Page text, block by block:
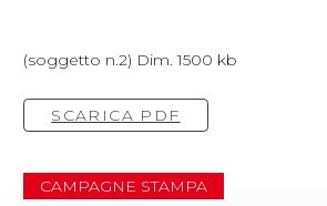
(soggetto n.2) Dim. 1500 kb
SCARICA PDF
CAMPAGNE STAMPA